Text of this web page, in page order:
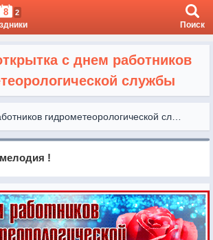
8 2
Поиск
с днем работников
службы
!